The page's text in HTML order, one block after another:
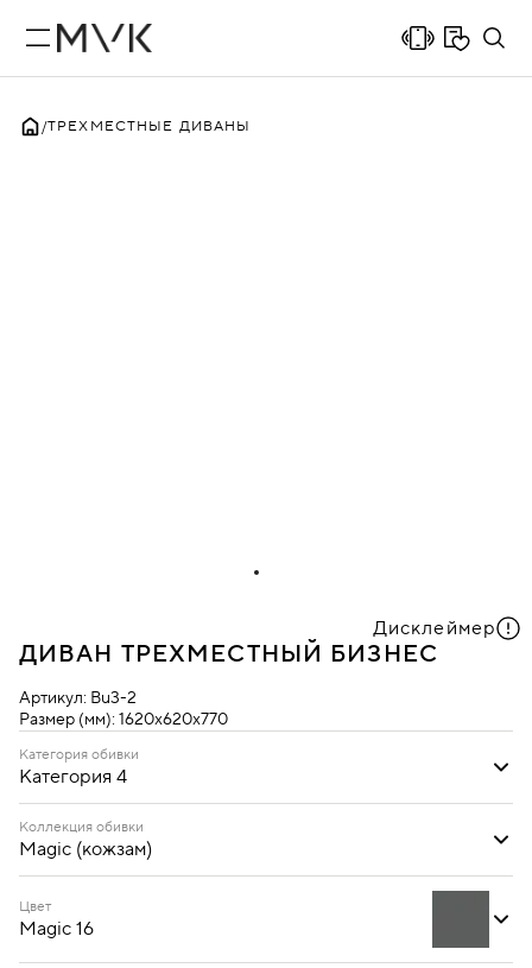
ТРЕХМЕСТНЫЕ ДИВАНЫ
Дисклеймер
ДИВАН ТРЕХМЕСТНЫЙ БИЗНЕС
Артикул: Bu3-2
Размер (мм): 1620х620х770
Категория обивки
Категория 4
Коллекция обивки
Magic (кожзам)
Цвет
Magic 16